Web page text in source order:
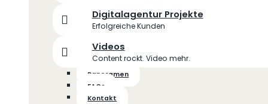
Digitalagentur Projekte
Erfolgreiche Kunden
Videos
Content rockt. Video mehr.
Panoramen
FAQs
Kontakt